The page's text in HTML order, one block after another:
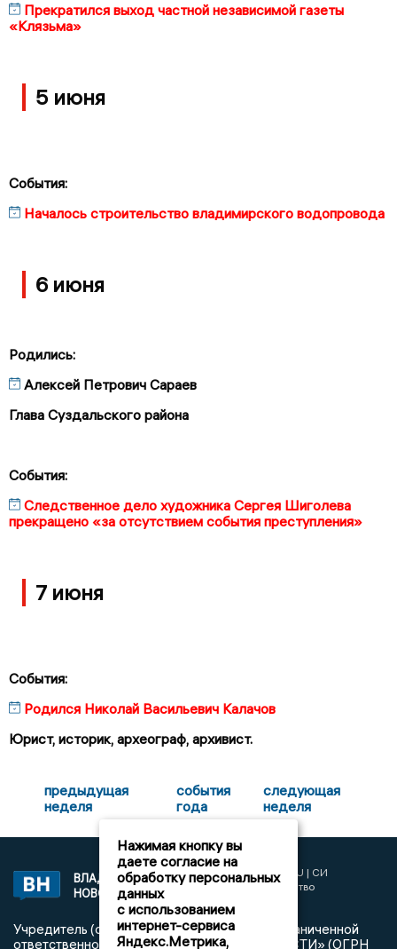
Прекратился выход частной независимой газеты
«Клязьма»
5 июня
События:
Началось строительство владимирского водопровода
6 июня
Родились:
Алексей Петрович Сараев
Глава Суздальского района
События:
Следственное дело художника Сергея Шиголева
прекращено «за отсутствием события преступления»
7 июня
События:
Родился Николай Васильевич Калачов
Юрист, историк, археограф, архивист.
предыдущая
неделя
события
года
следующая
неделя
ВЛАДИМИРСКИЕ
НОВОСТИ
2017 © NEWSVLADIMIR.RU | СИ
«Информационное агентство
Учредитель (соучредители): Общество с ограниченной
ответственностью «РЕГИОНАЛЬНЫЕ НОВОСТИ» (ОГРН
Нажимая кнопку вы
даете согласие на
обработку персональных
данных
с использованием
интернет-сервиса
Яндекс.Метрика,